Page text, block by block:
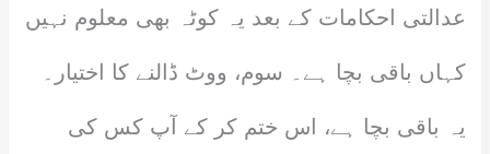
عدالتی احکامات کے بعد یہ کوٹہ بھی معلوم نہیں
کہاں باقی بچا ہے۔ سوم، ووٹ ڈالنے کا اختیار۔
یہ باقی بچا ہے، اس ختم کر کے آپ کس کی